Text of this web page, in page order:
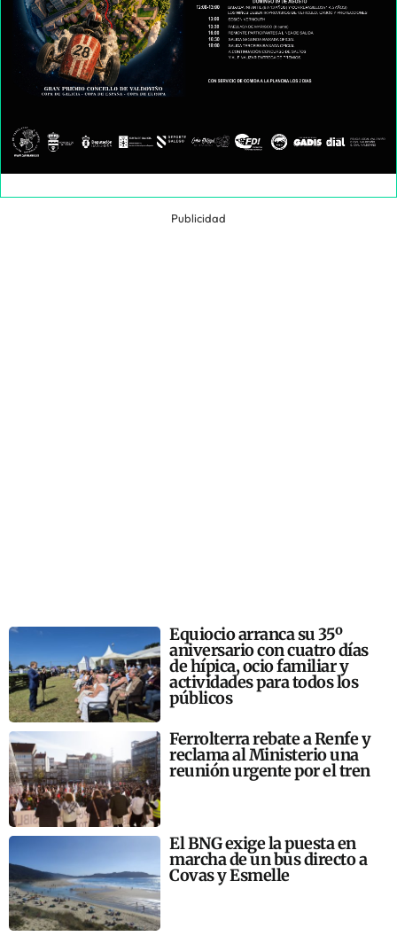
Publicidad
Equiocio arranca su 35º
aniversario con cuatro días
de hípica, ocio familiar y
actividades para todos los
públicos
Ferrolterra rebate a Renfe y
reclama al Ministerio una
reunión urgente por el tren
El BNG exige la puesta en
marcha de un bus directo a
Covas y Esmelle